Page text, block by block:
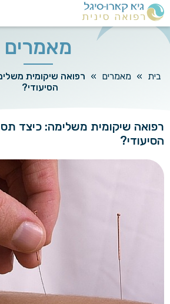
מאמרים
בית » מאמרים » רפואה שיקומית
הסיעודי?
רפואה שיקומית משלימה: כיצד
הסיעודי?